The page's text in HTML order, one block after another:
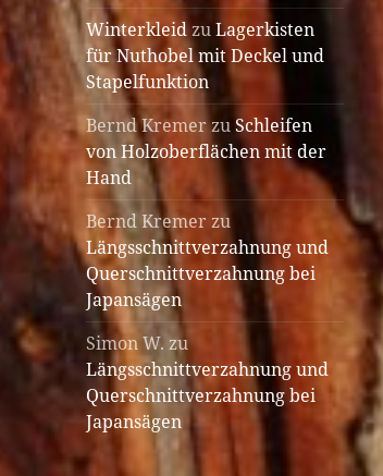
WinterkleidzuLagerkisten
für Nuthobel mit Deckel und
Stapelfunktion
Bernd KremerzuSchleifen
von Holzoberflächen mit der
Hand
Bernd Kremerzu
Längsschnittverzahnung und
Querschnittverzahnung bei
Japansägen
Simon W. zu
Längsschnittverzahnung und
Querschnittverzahnung bei
Japansägen